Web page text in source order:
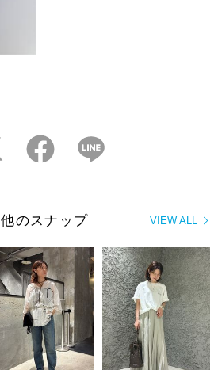
twitter facebook
VIEW ALL
のスナップ